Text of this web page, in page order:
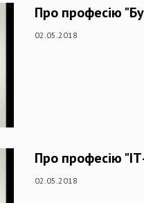
Про професію
02.05.2018
Про професію
02.05.2018